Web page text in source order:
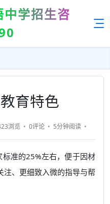
学招生咨
育特色
浏览 0评论 5分钟阅读
准的25%左右，便于因材
、更细致入微的指导与帮